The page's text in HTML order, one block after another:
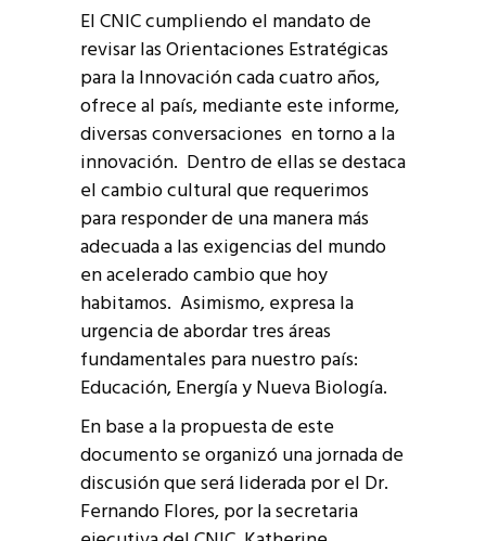
El CNIC cumpliendo el mandato de
revisar las Orientaciones Estratégicas
para la Innovación cada cuatro años,
ofrece al país, mediante este informe,
diversas conversaciones en torno a la
innovación. Dentro de ellas se destaca
el cambio cultural que requerimos
para responder de una manera más
adecuada a las exigencias del mundo
en acelerado cambio que hoy
habitamos. Asimismo, expresa la
urgencia de abordar tres áreas
fundamentales para nuestro país:
Educación, Energía y Nueva Biología.
En base a la propuesta de este
documento se organizó una jornada de
discusión que será liderada por el Dr.
Fernando Flores, por la secretaria